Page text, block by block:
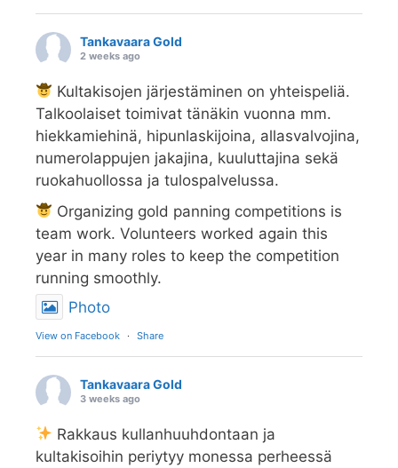
Tankavaara Gold
2 weeks ago
Kultakisojen järjestäminen on yhteispeliä.
Talkoolaiset toimivat tänäkin vuonna mm.
hiekkamiehinä, hipunlaskijoina, allasvalvojina,
numerolappujen jakajina, kuuluttajina sekä
ruokahuollossa ja tulospalvelussa.
Organizing gold panning competitions is
team work. Volunteers worked again this
year in many roles to keep the competition
running smoothly.
Photo
View on Facebook · Share
Tankavaara Gold
3 weeks ago
Rakkaus kullanhuuhdontaan ja
kultakisoihin periytyy monessa perheessä